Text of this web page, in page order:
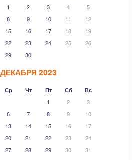
1
2 3 4
5
8 9 10 11
12
15 16 17 18
19
22 23 24 25
26
29 30
ДЕКАБРЯ 2023
Ср Чт Пт Сб
Вс
1
2
3
6 7 8 9
10
13 14 15 16
17
20 21 22 23
24
27 28 29 30 31